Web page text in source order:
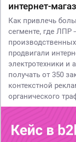
интернет-
Как привлечь
сегменте, где
продвигали
электротехники и
получать от 350
контекстной
органического